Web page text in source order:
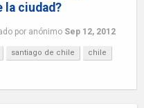
la ciudad?
por anónimo Sep 12, 2012
santiago de chile
chile